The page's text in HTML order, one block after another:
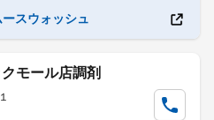
スウォッシュ
モール店調剤